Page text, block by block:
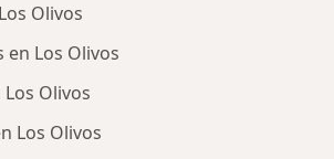
Olivos
Los Olivos
Olivos
Los Olivos